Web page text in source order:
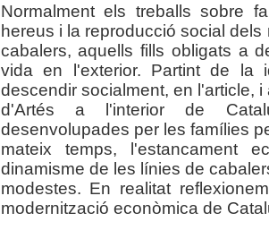
Normalment els treballs sobre
hereus i la reproducció social
cabalers, aquells fills obligats a
vida en l'exterior. Partint de la
descendir socialment, en l'article,
d'Artés a l'interior de
desenvolupades per les famílies
mateix temps, l'estancament
dinamisme de les línies de
modestes. En realitat
modernització econòmica de